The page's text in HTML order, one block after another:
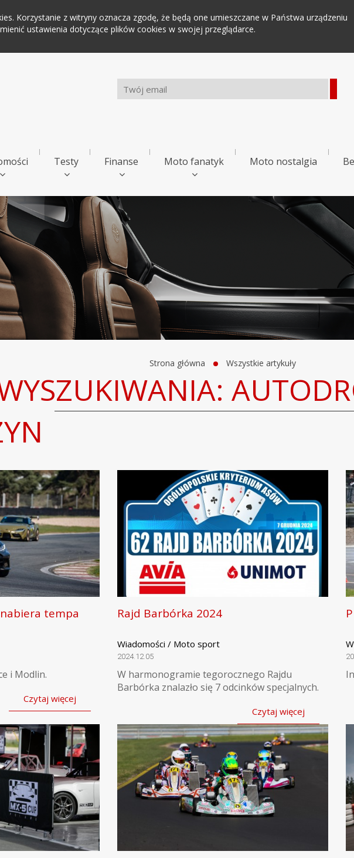
Korzystanie z witryny oznacza zgodę, że będą one umieszczane w Państwa urządzeniu
ustawienia dotyczące plików cookies w swojej przeglądarce.
Testy Finanse Moto fanatyk Moto nostalgia
Strona główna Wszystkie artykuły
tempa
i Modlin.
Czytaj więcej
Rajd Barbórka 2024
Wiadomości / Moto sport
2024.12.05
W harmonogramie tegorocznego Rajdu
Barbórka znalazło się 7 odcinków specjalnych.
Czytaj więcej